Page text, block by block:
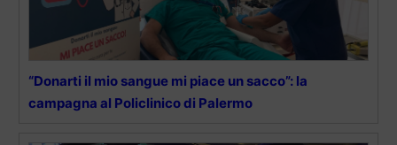
“Donarti il mio sangue mi piace un sacco”: la
campagna al Policlinico di Palermo